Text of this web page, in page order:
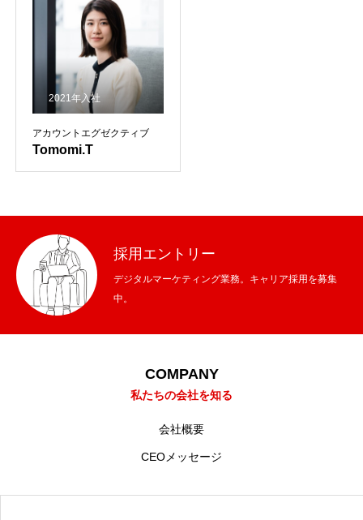
アカウントエグゼクティブ
Tomomi.T
2021年入社
採用エントリー
デジタルマーケティング業務。キャリア採用を募集
中。
COMPANY
私たちの会社を知る
会社概要
CEOメッセージ